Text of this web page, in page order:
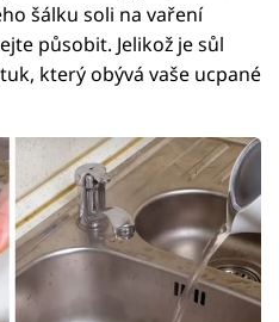
šálku soli na vaření
působit. Jelikož je sůl
který obývá vaše ucpané